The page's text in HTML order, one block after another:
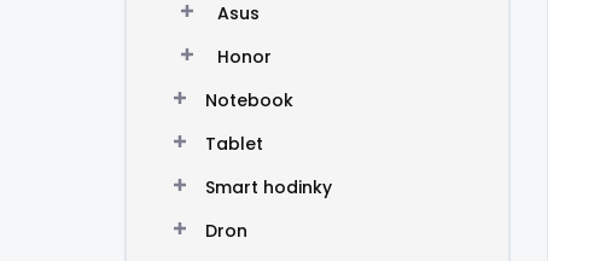
Asus
Honor
Notebook
Tablet
Smart hodinky
Dron